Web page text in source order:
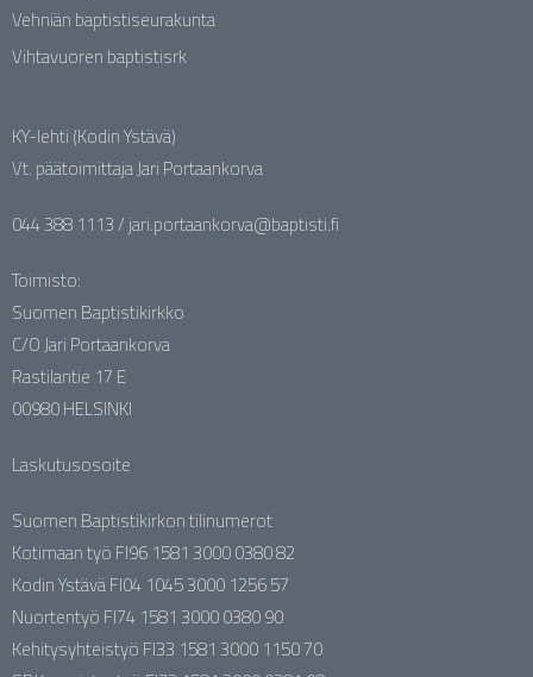
Vehniän baptistiseurakunta
Vihtavuoren baptistisrk
KY-lehti (Kodin Ystävä)
Vt. päätoimittaja Jari Portaankorva
044 388 1113 / jari.portaankorva@baptisti.fi
Toimisto:
Suomen Baptistikirkko
C/O Jari Portaankorva
Rastilantie 17 E
00980 HELSINKI
Laskutusosoite
Suomen Baptistikirkon tilinumerot
Kotimaan työ FI96 1581 3000 0380 82
Kodin Ystävä FI04 1045 3000 1256 57
Nuortentyö FI74 1581 3000 0380 90
Kehitysyhteistyö FI33 1581 3000 1150 70